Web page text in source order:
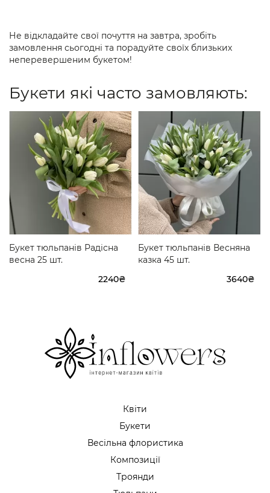
Не відкладайте свої почуття на завтра, зробіть
замовлення сьогодні та порадуйте своїх близьких
неперевершеним букетом!
Букети які часто замовляють:
Букет тюльпанів Радісна
весна 25 шт.
2240₴
Букет тюльпанів Весняна
казка 45 шт.
3640₴
Квіти
Букети
Весільна флористика
Композиції
Троянди